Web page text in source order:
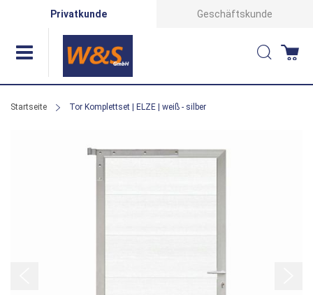
Privatkunde Geschäftskunde
Suche
Startseite Tor Komplettset | ELZE | weiß - silber